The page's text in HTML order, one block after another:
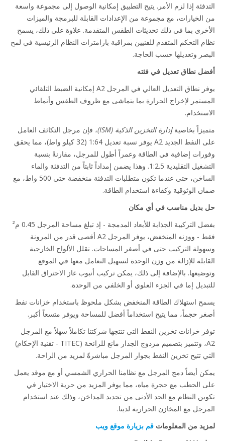
إذا لزم الأمر. يتيح التطبيق إمكانية الوصول إلى مجموعة واسعة
مع مجموعة من الإعدادات القابلة للبرمجة والميزات
بما في ذلك تحديثات الطقس المتقدمة. علاوة على ذلك، يسمح
التحكم المتقدم للفنيين بمراقبة بارامترات النظام الرئيسية في لمح
وتعديلها حسب الحاجة.
نطاق تعديل في فئته
يوفر نطاق التعديل العالي في المرجل A2 إمكانية الضبط التلقائي
لإخراج الحرارة بما يتماشى مع ظروف الطقس وأنماط
بخاصيةإدارة التخزين الذكية (ISM)
، فإن مرجل التكاثف العامل
على النفط الجديد A2 يوفر نسبة تعديل 1:64 (32 كيلو واط)، مما يحقق
إضافية في الطاقة وعمراً أطول للمرجل، مقارنةً بنسبة
التشغيل التقليدية 1:2.5. وهذا يضمن إمداداً ثابتاً من التدفئة والماء
الساخن، حتى عندما تكون متطلبات التدفئة منخفضة حتى 500 واط، مع
الوثوقية وكفاءة استخدام الطاقة.
مناسب في أي مكان
بفضل التركيبة الجذابة للأبعاد المدمجة - إذ تبلغ مساحة المرجل 0.45 م²
فقط - ووزنه المنخفض، يوفر المرجل A2 أقصى قدر من المرونة
التركيب حتى في أصغر المساحات. تقلل الألواح الخارجية
للإزالة من وزن الوحدة لتسهيل التعامل معها في الموقع
بالإضافة إلى ذلك، يمكن تركيب أنبوب غاز الاحتراق القابل
إما في الجزء العلوي أو الخلفي من الوحدة.
استهلاك الطاقة المنخفض بشكل ملحوظ باستخدام خزانات نفط
حجماً، مما يتيح استخداماً أفضل للمساحة ويوفر متسعاً أكبر.
خزانات تخزين النفط التي تنتجها شركتنا تكاملاً سهلاً مع المرجل
A2، وتتميز بتصميم مزدوج الجدار مانع للرائحة (TITEC - تقنية الإحكام)
تتيح تخزين النفط بجوار المرجل مباشرةً لمزيد من الراحة.
أيضاً دمج المرجل مع نظامنا الحراري الشمسي أو مع موقد يعمل
الحطب مع حجرة مياه، مما يوفر المزيد من حرية الاختيار في
النظام مع الحد الأدنى من تجديد المداخن، وذلك عند استخدام
مع المخازن الحرارية لدينا.
من المعلوماتقم بزيارة موقع ويب